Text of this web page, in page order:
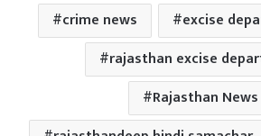
crime news
excise
rajasthan excise
Rajasthan News